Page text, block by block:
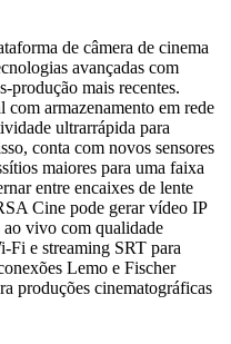
de câmera de cinema
avançadas com
produção mais recentes.
armazenamento em rede
ultrarrápida para
conta com novos sensores
maiores para uma faixa
entre encaixes de lente
Cine pode gerar vídeo IP
vivo com qualidade
Fi e streaming SRT para
Lemo e Fischer
produções cinematográficas